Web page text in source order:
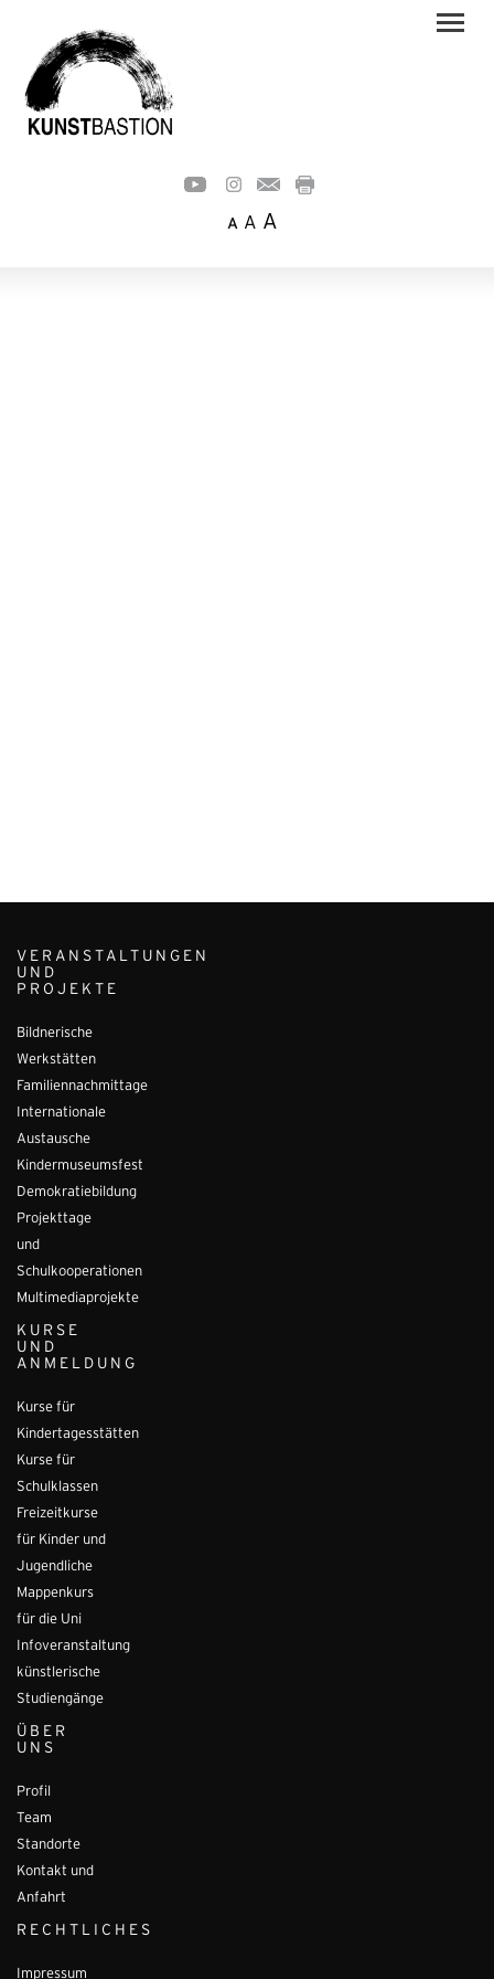
A A A
VERANSTALTUNGEN
UND
PROJEKTE
Bildnerische
Werkstätten
Familiennachmittage
Internationale
Austausche
Kindermuseumsfest
Demokratiebildung
Projekttage
und
Schulkooperationen
Multimediaprojekte
KURSE
UND
ANMELDUNG
Kurse für
Kindertagesstätten
Kurse für
Schulklassen
Freizeitkurse
für Kinder und
Jugendliche
Mappenkurs
für die Uni
Infoveranstaltung
künstlerische
Studiengänge
ÜBER
UNS
Profil
Team
Standorte
Kontakt und
Anfahrt
RECHTLICHES
Impressum